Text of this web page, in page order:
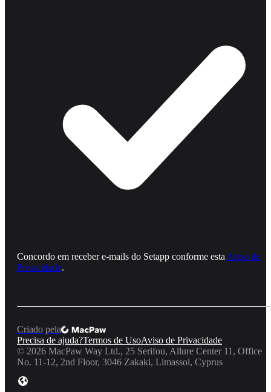
Concordo em receber e‑mails do Setapp conforme esta Aviso de
Privacidade.
Criado pela
Precisa de ajuda?Termos de UsoAviso de Privacidade
© 2026 MacPaw Way Ltd., 25 Serifou, Allure Center 11, Office
No. 11-12, 2nd Floor, 3046 Zakaki, Limassol, Cyprus